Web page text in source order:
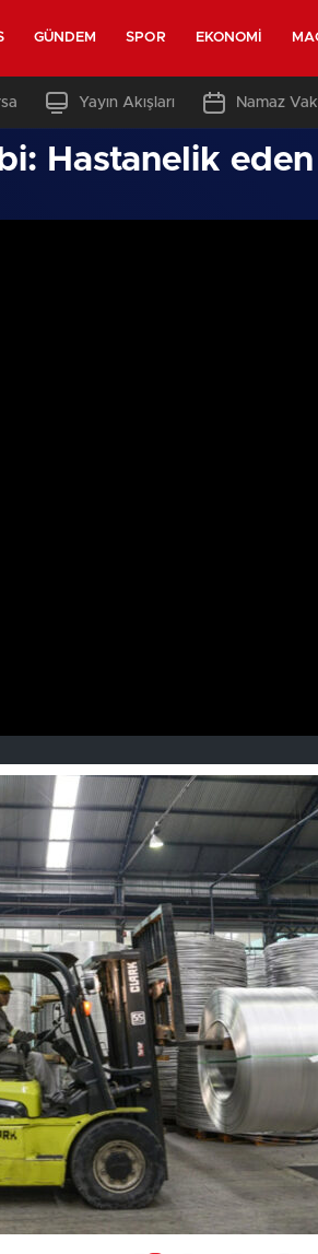
GÜNDEM SPOR EKONOMI
Yayın Akışları Namaz
Hastanelik eden